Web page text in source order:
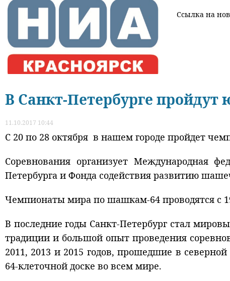
Ссылка на
В Санкт-Петербурге
11.10.2017 10:44
С 20 по 28 октября в нашем городе пройдет
Соревнования организует Международная
Петербурга и Фонда содействия развитию
Чемпионаты мира по шашкам-64 проводятся с
В последние годы Санкт-Петербург стал
традиции и большой опыт проведения
2011, 2013 и 2015 годов, прошедшие в
64-клеточной доске во всем мире.